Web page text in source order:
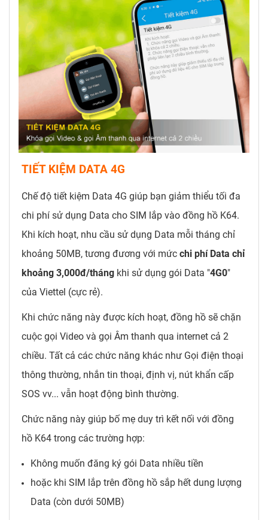
TIẾT KIỆM DATA 4G
Chế độ tiết kiệm Data 4G giúp bạn giảm thiểu tối đa
chi phí sử dụng Data cho SIM lắp vào đồng hồ K64.
Khi kích hoạt, nhu cầu sử dụng Data mỗi tháng chỉ
khoảng 50MB, tương đương với mức chi phí Data chỉ
khoảng 3,000đ/tháng khi sử dụng gói Data "4G0"
của Viettel (cực rẻ).
Khi chức năng này được kích hoạt, đồng hồ sẽ chặn
cuộc gọi Video và gọi Âm thanh qua internet cả 2
chiều. Tất cả các chức năng khác như Gọi điện thoại
thông thường, nhắn tin thoại, định vị, nút khẩn cấp
SOS vv... vẫn hoạt động bình thường.
Chức năng này giúp bố mẹ duy trì kết nối với đồng
hồ K64 trong các trường hợp:
Không muốn đăng ký gói Data nhiều tiền
hoặc khi SIM lắp trên đồng hồ sắp hết dung lượng
Data (còn dưới 50MB)